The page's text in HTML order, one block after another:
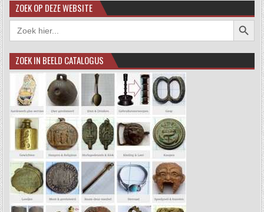
ZOEK OP DEZE WEBSITE
Zoek
naar:
ZOEK IN BEELD CATALOGUS